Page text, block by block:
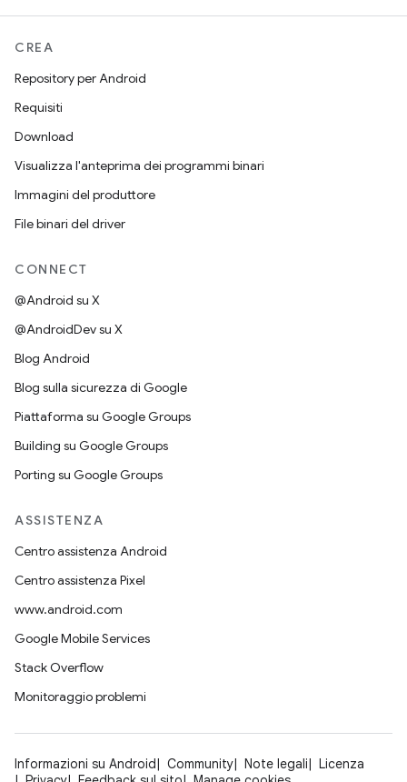
CREA
Repository per Android
Requisiti
Download
Visualizza l'anteprima dei programmi binari
Immagini del produttore
File binari del driver
CONNECT
@Android su X
@AndroidDev su X
Blog Android
Blog sulla sicurezza di Google
Piattaforma su Google Groups
Building su Google Groups
Porting su Google Groups
ASSISTENZA
Centro assistenza Android
Centro assistenza Pixel
www.android.com
Google Mobile Services
Stack Overflow
Monitoraggio problemi
Informazioni su Android Community Note legali
Licenza